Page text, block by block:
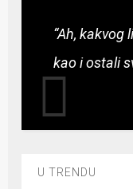
“Ah,
kao i ostali
U TRENDU